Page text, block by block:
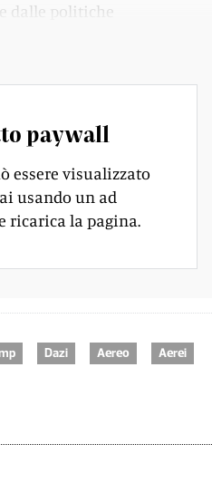
dalle politiche
paywall
essere visualizzato
usando un ad
ricarica la pagina.
Dazi Aereo
Aerei